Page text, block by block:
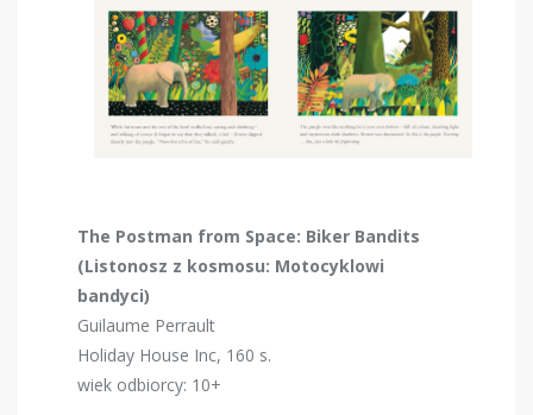
The Postman from Space: Biker Bandits
(Listonosz z kosmosu: Motocyklowi
bandyci)
Guilaume Perrault
Holiday House Inc, 160 s.
wiek odbiorcy: 10+